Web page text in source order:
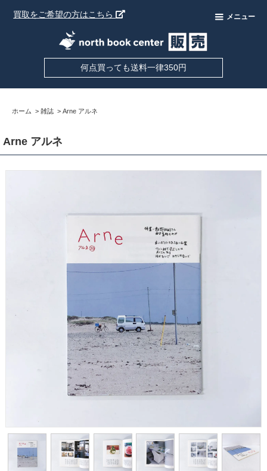
買取をご希望の方はこちら メニュー
何点買っても送料一律350円
ホーム > 雑誌 > Arne アルネ
Arne アルネ